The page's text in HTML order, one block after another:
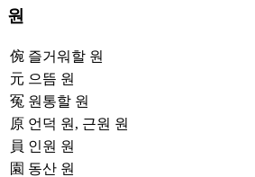
원
倇 즐거워할 원
元 으뜸 원
冤 원통할 원
原 언덕 원, 근원 원
員 인원 원
園 동산 원